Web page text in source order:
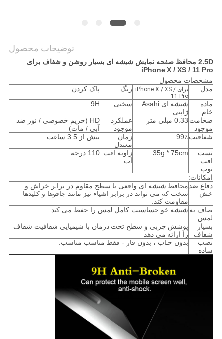
توضیحات محصول
2.5D محافظ صفحه نمایش شیشه ای بسیار روشن و شفاف برای
iPhone X / XS / 11 Pro
مشخصات محصول
مدل
برای iPhone X / XS /
11 Pro
رنگ
پاک کردن
ماده
خام
شیشه ای Asahi
ژاپنی
سختی 9H
ضخامت
موجود
0.33 میلی متر
عملکرد
موجود
HD (حریم خصوصی / نور ضد
آبی / مات)
شفافیت99٪
زمان
معتدل
بیش از 3.5 ساعت
تست
افت
توپ
35g * 75cm
زاویه افت
آب
110 درجه
امکانات:
دفاع ضد
خش
محافظ شیشه ای واقعی با سطح مقاوم در برابر خراش و
سخت که می تواند در برابر اشیاء تیز مانند چاقوها و کلیدها
مقاومت کند.
صاف به
لمس
شیشه خو حساسیت کامل لمس را حفظ می کند.
بسیار
شفاف
پوشش چربی و سطح تحت درمان با شیمیایی شفافیت شفاف
را ارائه می دهد
نصب
ساده
بدون حباب ، بدون فاز - فقط مناسب مناسب.